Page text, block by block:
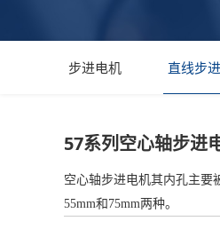
步进电机 直线步
57系列空心轴步进
空心轴步进电机其内孔主要
55mm和75mm两种。